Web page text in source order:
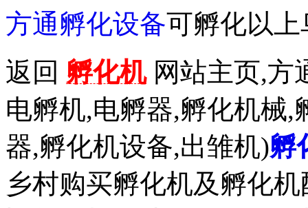
方通孵化设备可孵化以上
返回 孵化机网站主页,方
电孵机,电孵器,孵化机械,
器,孵化机设备,出雏机)孵
乡村购买孵化机及孵化